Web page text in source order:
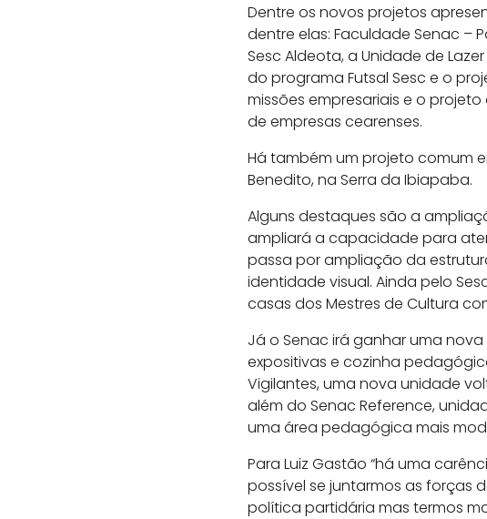
Dentre os novos projetos
dentre elas: Faculdade Senac –
Sesc Aldeota, a Unidade de
do programa Futsal Sesc e o
missões empresariais e o
de empresas cearenses.
Há também um projeto comum
Benedito, na Serra da Ibiapaba.
Alguns destaques são a
ampliará a capacidade para
passa por ampliação da
identidade visual. Ainda pelo
casas dos Mestres de Cultura
Já o Senac irá ganhar uma
expositivas e cozinha
Vigilantes, uma nova unidade
além do Senac Reference,
uma área pedagógica mais
Para Luiz Gastão “há uma
possível se juntarmos as forças
política partidária mas termos